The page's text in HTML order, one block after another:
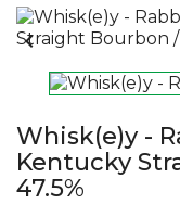

Whisk(e)y -
Kentucky
47.5%